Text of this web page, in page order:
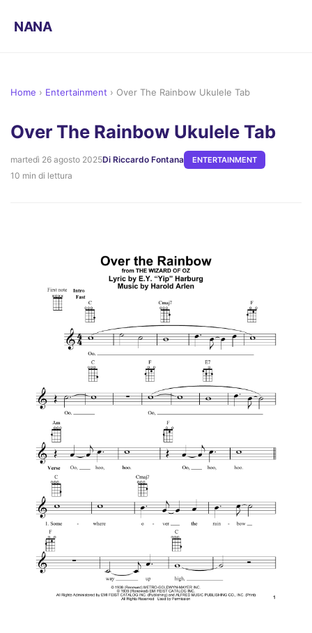
NANA
Home › Entertainment › Over The Rainbow Ukulele Tab
Over The Rainbow Ukulele Tab
martedì 26 agosto 2025Di Riccardo Fontana ENTERTAINMENT
10 min di lettura